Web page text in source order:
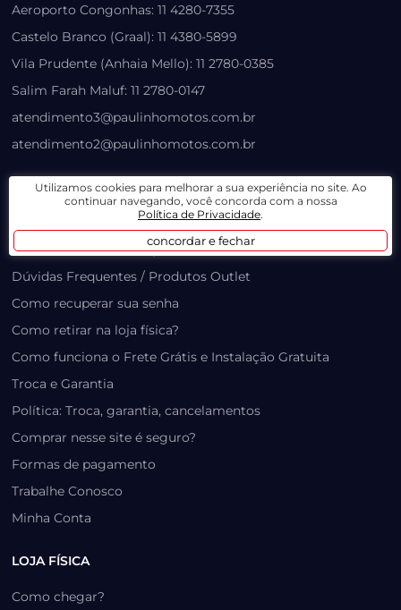
Aeroporto Congonhas: 11 4280-7355
Castelo Branco (Graal): 11 4380-5899
Vila Prudente (Anhaia Mello): 11 2780-0385
Salim Farah Maluf: 11 2780-0147
atendimento3@paulinhomotos.com.br
atendimento2@paulinhomotos.com.br
LOJA VIRTUAL
Prazo, Rastreio e Transporte
Dúvidas Frequentes / Produtos Outlet
Como recuperar sua senha
Como retirar na loja física?
Como funciona o Frete Grátis e Instalação Gratuita
Troca e Garantia
Política: Troca, garantia, cancelamentos
Comprar nesse site é seguro?
Formas de pagamento
Trabalhe Conosco
Minha Conta
LOJA FÍSICA
Como chegar?
Utilizamos cookies para melhorar a sua experiência no site. Ao
continuar navegando, você concorda com a nossa
Política de Privacidade.
concordar e fechar